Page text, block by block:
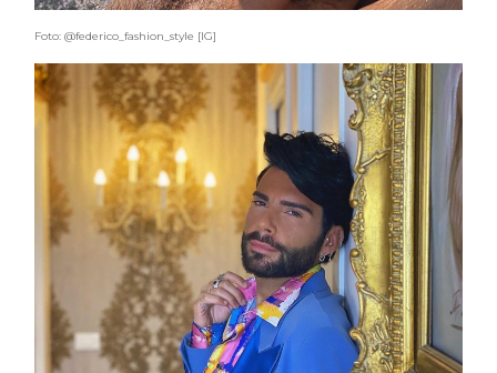
Foto: @federico_fashion_style [IG]